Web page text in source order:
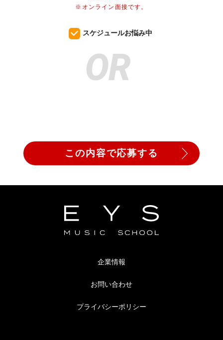
※オンライン面接です。
スケジュールお悩み中
OR
企業情報
お問い合わせ
プライバシーポリシー